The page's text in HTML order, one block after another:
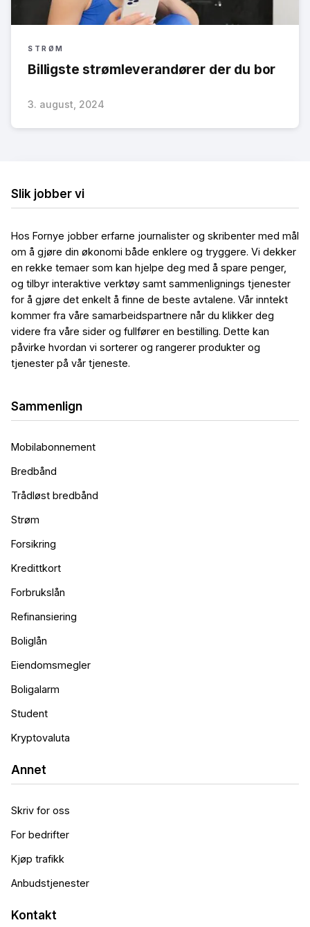
STRØM
Billigste strømleverandører der du bor
3. august, 2024
Slik jobber vi
Hos Fornye jobber erfarne journalister og skribenter med mål
om å gjøre din økonomi både enklere og tryggere. Vi dekker
en rekke temaer som kan hjelpe deg med å spare penger,
og tilbyr interaktive verktøy samt sammenlignings tjenester
for å gjøre det enkelt å finne de beste avtalene. Vår inntekt
kommer fra våre samarbeidspartnere når du klikker deg
videre fra våre sider og fullfører en bestilling. Dette kan
påvirke hvordan vi sorterer og rangerer produkter og
tjenester på vår tjeneste.
Sammenlign
Mobilabonnement
Bredbånd
Trådløst bredbånd
Strøm
Forsikring
Kredittkort
Forbrukslån
Refinansiering
Boliglån
Eiendomsmegler
Boligalarm
Student
Kryptovaluta
Annet
Skriv for oss
For bedrifter
Kjøp trafikk
Anbudstjenester
Kontakt